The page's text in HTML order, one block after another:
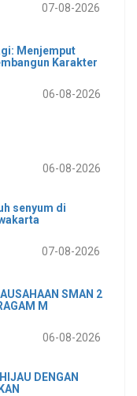
07-08-2026
Menjemput
Karakter
06-08-2026
06-08-2026
senyum di
07-08-2026
SMAN 2
M
06-08-2026
DENGAN